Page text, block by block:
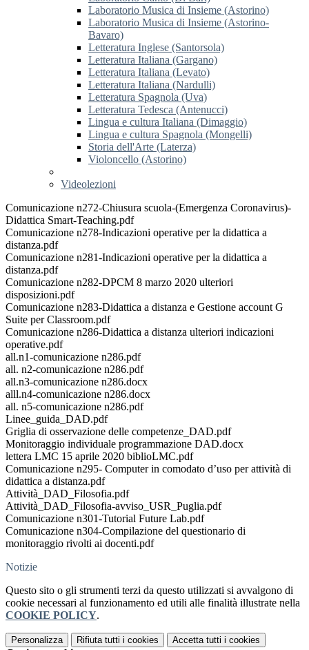
Laboratorio Musica di Insieme (Astorino)
Laboratorio Musica di Insieme (Astorino-
Bavaro)
Letteratura Inglese (Santorsola)
Letteratura Italiana (Gargano)
Letteratura Italiana (Levato)
Letteratura Italiana (Nardulli)
Letteratura Spagnola (Uva)
Letteratura Tedesca (Antenucci)
Lingua e cultura Italiana (Dimaggio)
Lingua e cultura Spagnola (Mongelli)
Storia dell'Arte (Laterza)
Violoncello (Astorino)
Videolezioni
Comunicazione n272-Chiusura scuola-(Emergenza Coronavirus)-
Didattica Smart-Teaching.pdf
Comunicazione n278-Indicazioni operative per la didattica a
distanza.pdf
Comunicazione n281-Indicazioni operative per la didattica a
distanza.pdf
Comunicazione n282-DPCM 8 marzo 2020 ulteriori
disposizioni.pdf
Comunicazione n283-Didattica a distanza e Gestione account G
Suite per Classroom.pdf
Comunicazione n286-Didattica a distanza ulteriori indicazioni
operative.pdf
all.n1-comunicazione n286.pdf
all. n2-comunicazione n286.pdf
all.n3-comunicazione n286.docx
alll.n4-comunicazione n286.docx
all. n5-comunicazione n286.pdf
Linee_guida_DAD.pdf
Griglia di osservazione delle competenze_DAD.pdf
Monitoraggio individuale programmazione DAD.docx
lettera LMC 15 aprile 2020 biblioLMC.pdf
Comunicazione n295- Computer in comodato d’uso per attività di
didattica a distanza.pdf
Attività_DAD_Filosofia.pdf
Attività_DAD_Filosofia-avviso_USR_Puglia.pdf
Comunicazione n301-Tutorial Future Lab.pdf
Comunicazione n304-Compilazione del questionario di
monitoraggio rivolti ai docenti.pdf
Notizie
Questo sito o gli strumenti terzi da questo utilizzati si avvalgono di
cookie necessari al funzionamento ed utili alle finalità illustrate nella
COOKIE POLICY.
Personalizza Rifiuta tutti i cookies Accetta tutti i cookies